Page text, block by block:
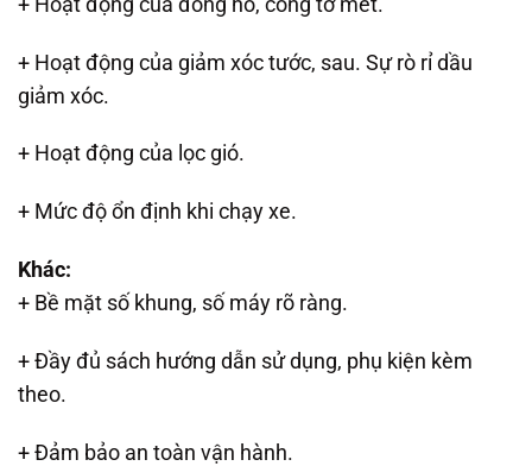
+ Hoạt động của giảm xóc tước, sau. Sự rò rỉ dầu
giảm xóc.
+ Hoạt động của lọc gió.
+ Mức độ ổn định khi chạy xe.
Khác:
+ Bề mặt số khung, số máy rõ ràng.
+ Đầy đủ sách hướng dẫn sử dụng, phụ kiện kèm
theo.
+ Đảm bảo an toàn vận hành.